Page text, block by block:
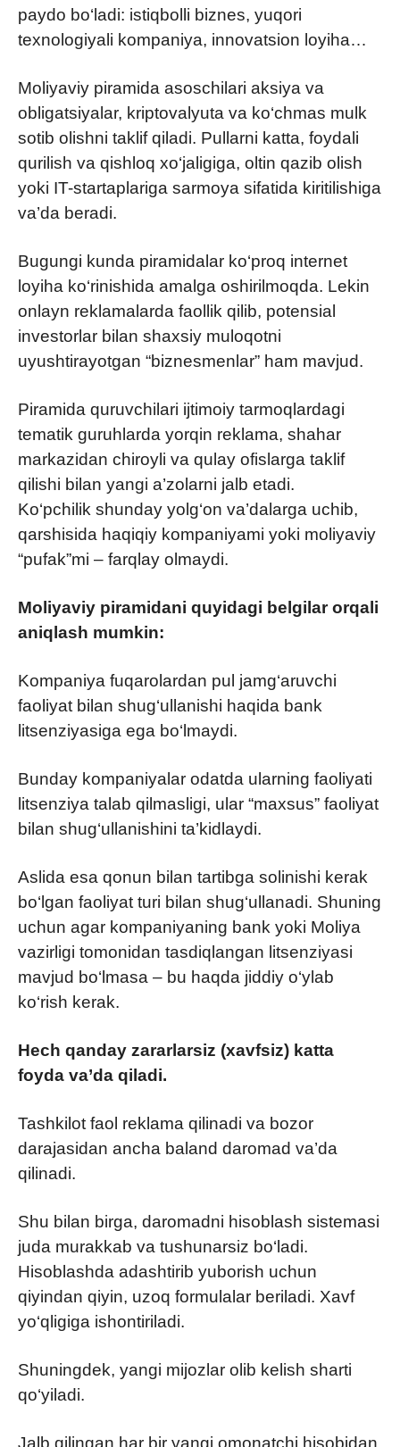
paydo bo‘ladi: istiqbolli biznes, yuqori
texnologiyali kompaniya, innovatsion loyiha…
Moliyaviy piramida asoschilari aksiya va
obligatsiyalar, kriptovalyuta va ko‘chmas mulk
sotib olishni taklif qiladi. Pullarni katta, foydali
qurilish va qishloq xo‘jaligiga, oltin qazib olish
yoki IT-startaplariga sarmoya sifatida kiritilishiga
va’da beradi.
Bugungi kunda piramidalar ko‘proq internet
loyiha ko‘rinishida amalga oshirilmoqda. Lekin
onlayn reklamalarda faollik qilib, potensial
investorlar bilan shaxsiy muloqotni
uyushtirayotgan “biznesmenlar” ham mavjud.
Piramida quruvchilari ijtimoiy tarmoqlardagi
tematik guruhlarda yorqin reklama, shahar
markazidan chiroyli va qulay ofislarga taklif
qilishi bilan yangi a’zolarni jalb etadi.
Ko‘pchilik shunday yolg‘on va’dalarga uchib,
qarshisida haqiqiy kompaniyami yoki moliyaviy
“pufak”mi – farqlay olmaydi.
Moliyaviy piramidani quyidagi belgilar orqali
aniqlash mumkin:
Kompaniya fuqarolardan pul jamg‘aruvchi
faoliyat bilan shug‘ullanishi haqida bank
litsenziyasiga ega bo‘lmaydi.
Bunday kompaniyalar odatda ularning faoliyati
litsenziya talab qilmasligi, ular “maxsus” faoliyat
bilan shug‘ullanishini ta’kidlaydi.
Aslida esa qonun bilan tartibga solinishi kerak
bo‘lgan faoliyat turi bilan shug‘ullanadi. Shuning
uchun agar kompaniyaning bank yoki Moliya
vazirligi tomonidan tasdiqlangan litsenziyasi
mavjud bo‘lmasa – bu haqda jiddiy o‘ylab
ko‘rish kerak.
Hech qanday zararlarsiz (xavfsiz) katta
foyda va’da qiladi.
Tashkilot faol reklama qilinadi va bozor
darajasidan ancha baland daromad va’da
qilinadi.
Shu bilan birga, daromadni hisoblash sistemasi
juda murakkab va tushunarsiz bo‘ladi.
Hisoblashda adashtirib yuborish uchun
qiyindan qiyin, uzoq formulalar beriladi. Xavf
yo‘qligiga ishontiriladi.
Shuningdek, yangi mijozlar olib kelish sharti
qo‘yiladi.
Jalb qilingan har bir yangi omonatchi hisobidan